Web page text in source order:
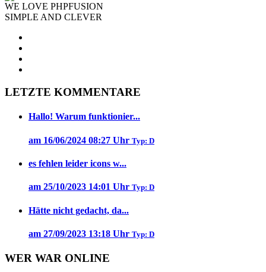
WE LOVE PHPFUSION
SIMPLE AND CLEVER
LETZTE KOMMENTARE
Hallo! Warum funktionier...
am 16/06/2024 08:27 Uhr Typ: D
es fehlen leider icons w...
am 25/10/2023 14:01 Uhr Typ: D
Hätte nicht gedacht, da...
am 27/09/2023 13:18 Uhr Typ: D
WER WAR ONLINE